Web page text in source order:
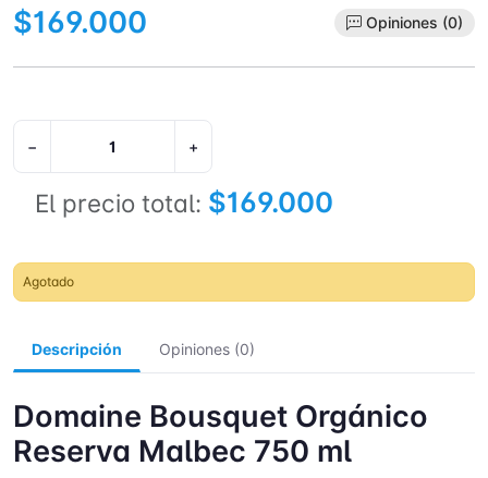
$169.000 Opiniones (0)
− +
El precio total: $169.000
Agotado
Descripción Opiniones (0)
Domaine Bousquet Orgánico
Reserva Malbec 750 ml